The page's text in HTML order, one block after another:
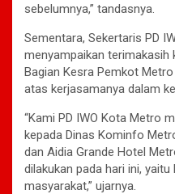
sebelumnya,” tandasnya.
Sementara, Sekertaris PD
menyampaikan terimakasih
Bagian Kesra Pemkot
atas kerjasamanya dalam
“Kami PD IWO Kota Metro
kepada Dinas Kominfo
dan Aidia Grande Hotel
dilakukan pada hari ini,
masyarakat,” ujarnya.